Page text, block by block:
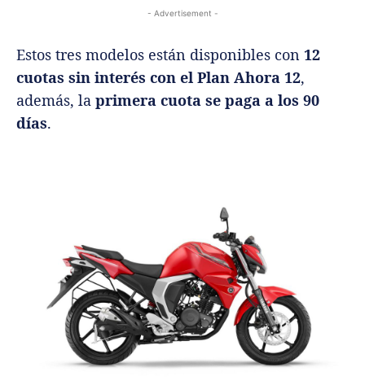
- Advertisement -
Estos tres modelos están disponibles con 12
cuotas sin interés con el Plan Ahora 12,
además, la primera cuota se paga a los 90
días.